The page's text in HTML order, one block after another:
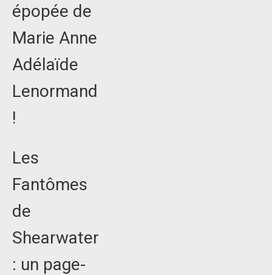
épopée de
Marie Anne
Adélaïde
Lenormand
!
Les
Fantômes
de
Shearwater
: un page-